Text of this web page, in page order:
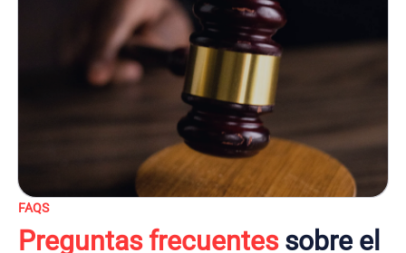
FAQS
Preguntas frecuentessobre el